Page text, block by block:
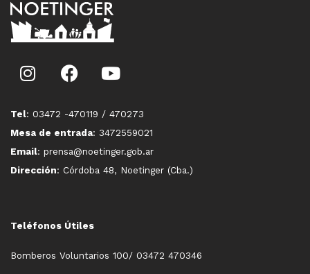
Tel: 03472 -470119 / 470273
Mesa de entrada: 3472559021
Email: prensa@noetinger.gob.ar
Dirección: Córdoba 48, Noetinger (Cba.)
Teléfonos Útiles
Bomberos Voluntarios 100/ 03472 470346